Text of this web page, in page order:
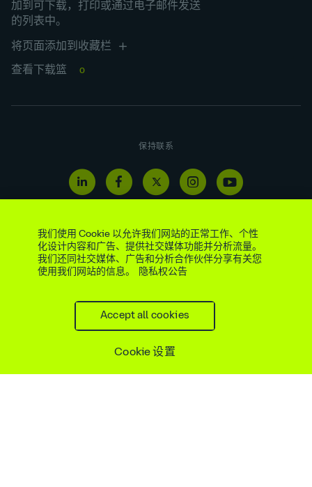
加到可下载，打印或通过电子邮件发送
的列表中。
将页面添加到收藏栏
查看下载篮 0
保持联系
举报热线 法定与监管披露 现代奴隶制和贩运声明
Cookie 偏好
版权所有 © AtkinsRéalis
我们使用 Cookie 以允许我们网站的正常工作、个性
化设计内容和广告、提供社交媒体功能并分析流量。
我们还同社交媒体、广告和分析合作伙伴分享有关您
使用我们网站的信息。
隐私权公告
Cookie 设置
Accept all cookies